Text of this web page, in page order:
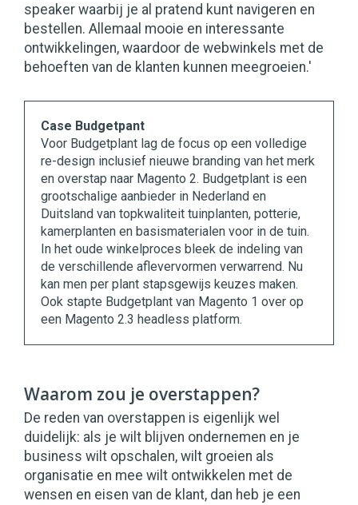
speaker waarbij je al pratend kunt navigeren en
bestellen. Allemaal mooie en interessante
ontwikkelingen, waardoor de webwinkels met de
behoeften van de klanten kunnen meegroeien.'
Case Budgetpant
Voor Budgetplant lag de focus op een volledige
re-design inclusief nieuwe branding van het merk
en overstap naar Magento 2. Budgetplant is een
grootschalige aanbieder in Nederland en
Duitsland van topkwaliteit tuinplanten, potterie,
kamerplanten en basismaterialen voor in de tuin.
In het oude winkelproces bleek de indeling van
de verschillende aflevervormen verwarrend. Nu
kan men per plant stapsgewijs keuzes maken.
Ook stapte Budgetplant van Magento 1 over op
een Magento 2.3 headless platform.
Waarom zou je overstappen?
De reden van overstappen is eigenlijk wel
duidelijk: als je wilt blijven ondernemen en je
business wilt opschalen, wilt groeien als
organisatie en mee wilt ontwikkelen met de
wensen en eisen van de klant, dan heb je een